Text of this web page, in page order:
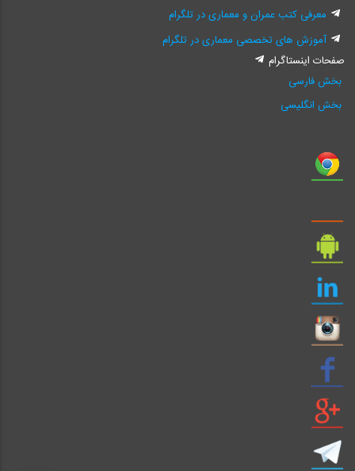
معرفی کتب عمران و معماری در تلگرام
آموزش های تخصصی معماری در تلگرام
صفحات اینستاگرام
بخش فارسی
بخش انگلیسی